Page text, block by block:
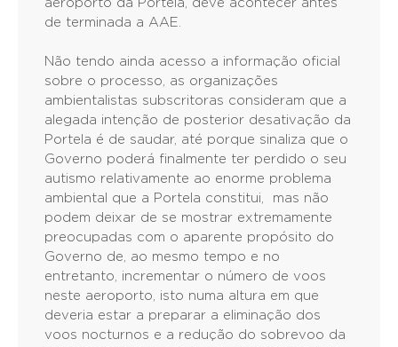
aeroporto da Portela, deve acontecer antes
de terminada a AAE.
Não tendo ainda acesso a informação oficial
sobre o processo, as organizações
ambientalistas subscritoras consideram que a
alegada intenção de posterior desativação da
Portela é de saudar, até porque sinaliza que o
Governo poderá finalmente ter perdido o seu
autismo relativamente ao enorme problema
ambiental que a Portela constitui, mas não
podem deixar de se mostrar extremamente
preocupadas com o aparente propósito do
Governo de, ao mesmo tempo e no
entretanto, incrementar o número de voos
neste aeroporto, isto numa altura em que
deveria estar a preparar a eliminação dos
voos nocturnos e a redução do sobrevoo da